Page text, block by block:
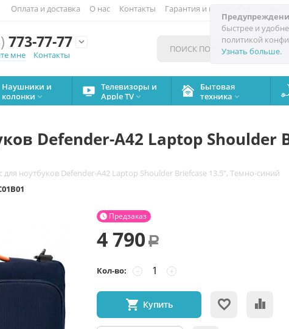
быстрее и
политикой
Узнать больше.
Оплата и доставка О нас Контакты Гарантия и поддержка
773-77-77

мне
Контакты
Наушники и
колонки 
Телевизоры и
Apple TV 
Бытовая
техника 
Defender-A42 Laptop Shoulder
ноутбуков Defender-A42 Laptop Shoulder Briefcase 13.5", Темно-синий
Предзаказ

4 790 Р
Кол-во: +
−
Купить